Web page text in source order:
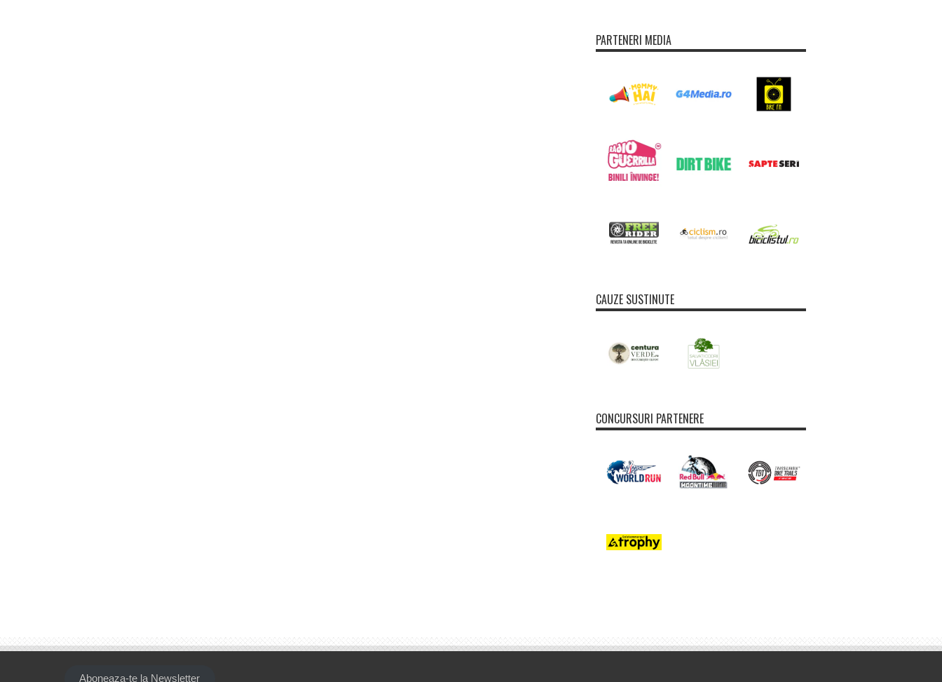
PARTENERI MEDIA
CAUZE SUSTINUTE
CONCURSURI PARTENERE
Aboneaza-te la Newsletter